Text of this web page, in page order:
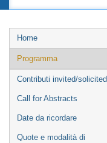
Event
menu
Home
Programma
Contributi invited/solicited
Call for Abstracts
Date da ricordare
Quote e modalità di